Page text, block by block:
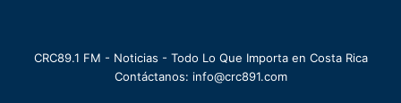
CRC89.1 FM - Noticias - Todo Lo Que Importa en Costa Rica
Contáctanos: info@crc891.com